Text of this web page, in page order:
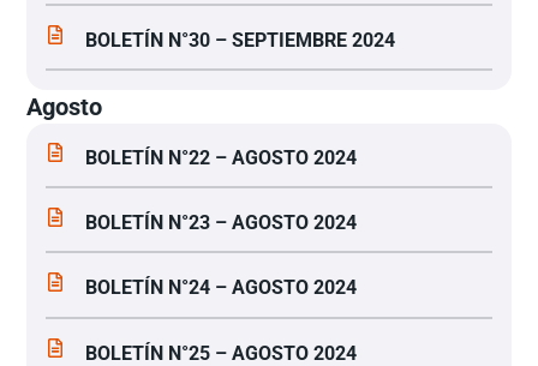
BOLETÍN N°30 – SEPTIEMBRE 2024
Agosto
BOLETÍN N°22 – AGOSTO 2024
BOLETÍN N°23 – AGOSTO 2024
BOLETÍN N°24 – AGOSTO 2024
BOLETÍN N°25 – AGOSTO 2024